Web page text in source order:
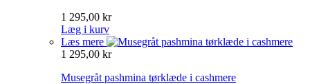
1 295,00 kr
Læg i kurv
Læs mere
1 295,00 kr
Musegråt pashmina tørklæde i cashmere